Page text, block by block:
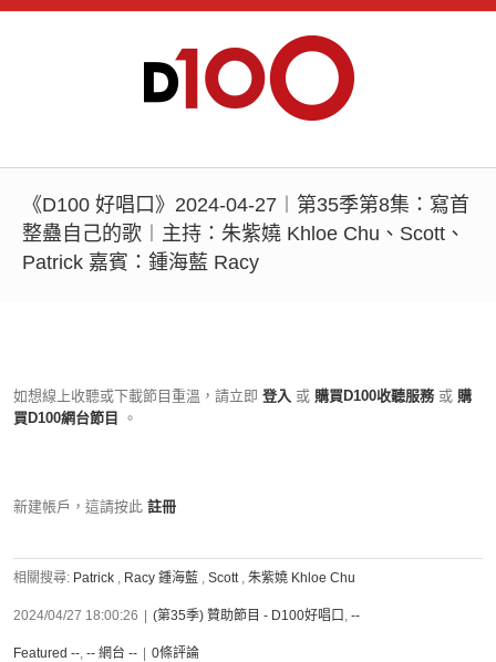
《D100 好唱口》2024-04-27︱第35季第8集：寫首
整蠱自己的歌︱主持：朱紫嬈 Khloe Chu、Scott、
Patrick 嘉賓：鍾海藍 Racy
如想線上收聽或下載節目重溫，請立即 登入 或 購買D100收聽服務 或 購
買D100網台節目
。
新建帳戶，這請按此 註冊
相關搜尋: Patrick , Racy 鍾海藍 , Scott, 朱紫嬈 Khloe Chu
2024/04/27 18:00:26 (第35季) 贊助節目 - D100好唱口 , --
Featured --, -- 網台 -- 0條評論